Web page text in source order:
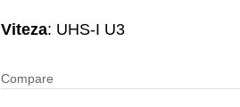
Viteza: UHS-I U3
Compare